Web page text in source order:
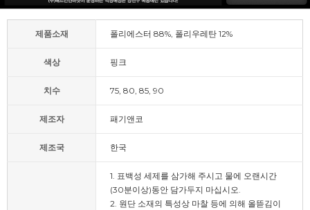
제품소재 폴리에스터 88%, 폴리우레탄 12%
색상 핑크
치수 75, 80, 85, 90
제조자 패기앤코
제조국 한국
1. 표백성 세제를 삼가해 주시고 물에 오랜시간
(30분이상)동안 담가두지 마십시오.
2. 원단 소재의 특성상 마찰 등에 의해 올뜯김이